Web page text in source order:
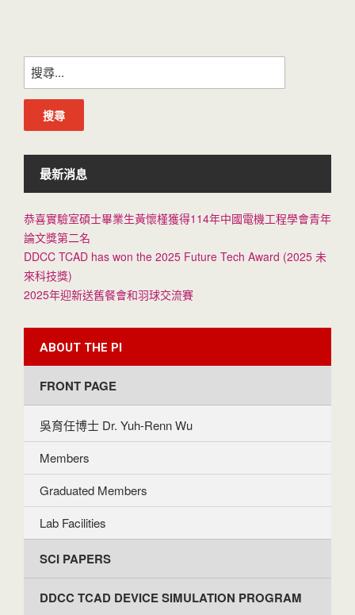
搜
尋
關
最新消息
恭喜實驗室碩士畢業生黃懷槿獲得114年中國電機工程學會青年
論文獎第二名
DDCC TCAD has won the 2025 Future Tech Award (2025 未
來科技獎)
2025年迎新送舊餐會和羽球交流賽
ABOUT THE PI
FRONT PAGE
吳育任博士 Dr. Yuh-Renn Wu
Members
Graduated Members
Lab Facilities
SCI PAPERS
DDCC TCAD DEVICE SIMULATION PROGRAM